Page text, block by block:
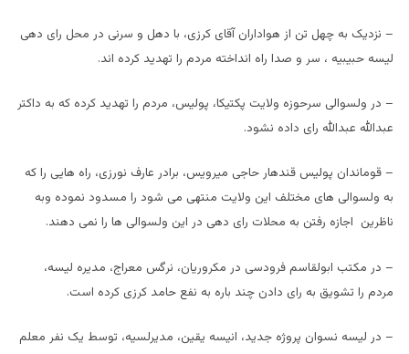
– نزدیک به چهل تن از هواداران آقای کرزی، با دهل و سرنی در محل رای دهی
لیسه حبیبیه ، سر و صدا راه انداخته مردم را تهدید کرده اند.
– در ولسوالی سرحوزه ولایت پکتیکا، پولیس، مردم را تهدید کرده که به داکتر
عبدالله عبدالله رای داده نشود.
– قوماندان پولیس قندهار حاجی میرویس، برادر عارف نورزی، راه هایی را که
به ولسوالی های مختلف این ولایت منتهی می شود را مسدود نموده وبه
ناظرین اجازه رفتن به محلات رای دهی در این ولسوالی ها را نمی دهند.
– در مکتب ابولقاسم فرودسی در مکروریان، نرگس معراج، مدیره لیسه،
مردم را تشویق به رای دادن چند باره به نفع حامد کرزی کرده است.
– در لیسه نسوان پروژه جدید، انیسه یقین، مدیرلسیه، توسط یک نفر معلم